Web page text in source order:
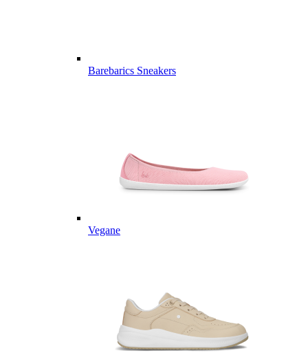
Barebarics Sneakers
Vegane